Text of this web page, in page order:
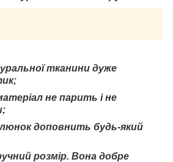
тканини дуже
не парить і не
доповнить будь-який
розмір. Вона добре